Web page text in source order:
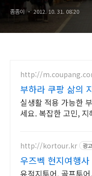
좀좀이 2012. 10. 31. 08:20
http://
부하라 쿠팡 삶의
실생활 적용 가능한
세요. 복잡한 고민,
http://kortour.kr 광고
우즈벡 현지여행사
유적지투어, 골프투